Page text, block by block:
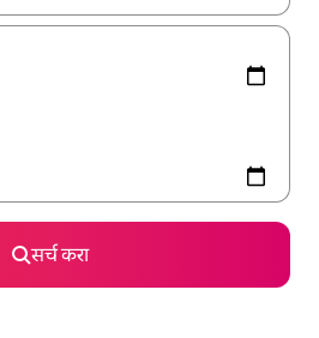
सर्च करा